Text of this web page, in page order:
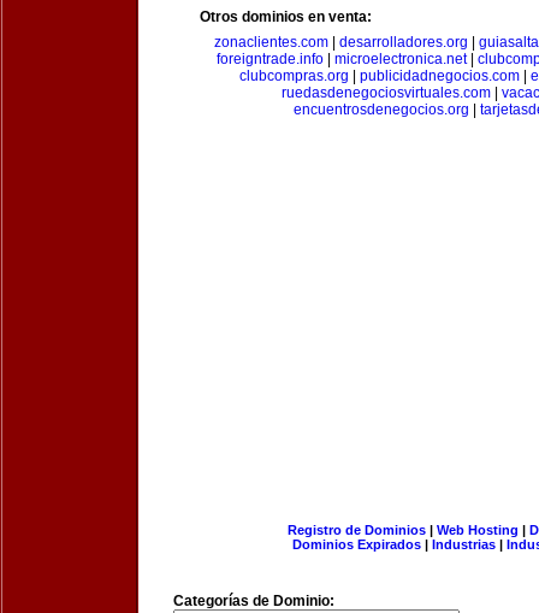
Otros dominios en venta:
zonaclientes.com| desarrolladores.org
foreigntrade.info
microelectronica.net|
clubcompras.org
publicidadnegocios.com
ruedasdenegociosvirtuales.com|
encuentrosdenegocios.org
Registro de Dominios| Web Hosting |
Dominios Expirados | Industrias |
Categorías de Dominio: